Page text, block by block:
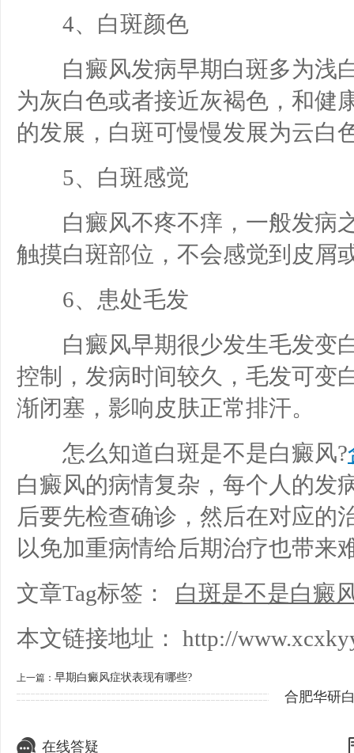
4、白斑颜色
白癜风发病早期白斑多为浅
为灰白色或者接近灰褐色，和健
的发展，白斑可慢慢发展为云白
5、白斑感觉
白癜风不疼不痒，一般发病
触摸白斑部位，不会感觉到皮屑
6、患处毛发
白癜风早期很少发生毛发变
控制，发病时间较久，毛发可变
渐闭塞，影响皮肤正常排汗。
怎么知道白斑是不是白癜风?
白癜风的病情复杂，每个人的发
后要先检查确诊，然后在对应的
以免加重病情给后期治疗也带来
文章Tag标签：
白斑是不是白癜
本文链接地址：
http://
上一篇： 早期白癜风症状表现有哪些?
合肥华研
在线答疑